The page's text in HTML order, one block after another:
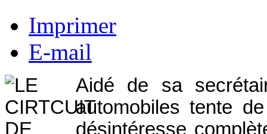
Imprimer
E-mail
Aidé de sa
automobiles tente
désintéresse